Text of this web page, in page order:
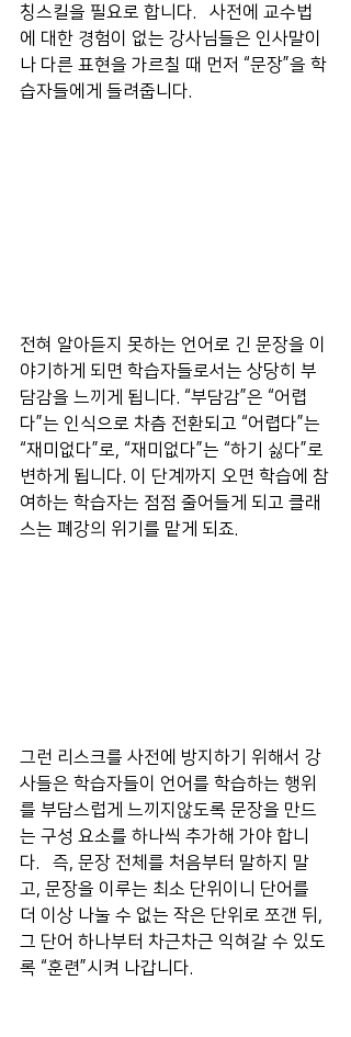
칭스킬을 필요로 합니다.   사전에 교수법
에 대한 경험이 없는 강사님들은 인사말이
나 다른 표현을 가르칠 때 먼저 “문장”을 학
습자들에게 들려줍니다.
전혀 알아듣지 못하는 언어로 긴 문장을 이
야기하게 되면 학습자들로서는 상당히 부
담감을 느끼게 됩니다. “부담감”은 “어렵
다”는 인식으로 차츰 전환되고 “어렵다”는
“재미없다”로, “재미없다”는 “하기 싫다”로
변하게 됩니다. 이 단계까지 오면 학습에 참
여하는 학습자는 점점 줄어들게 되고 클래
스는 폐강의 위기를 맡게 되죠.
그런 리스크를 사전에 방지하기 위해서 강
사들은 학습자들이 언어를 학습하는 행위
를 부담스럽게 느끼지않도록 문장을 만드
는 구성 요소를 하나씩 추가해 가야 합니
다.   즉, 문장 전체를 처음부터 말하지 말
고, 문장을 이루는 최소 단위이니 단어를
더 이상 나눌 수 없는 작은 단위로 쪼갠 뒤,
그 단어 하나부터 차근차근 익혀갈 수 있도
록 “훈련”시켜 나갑니다.